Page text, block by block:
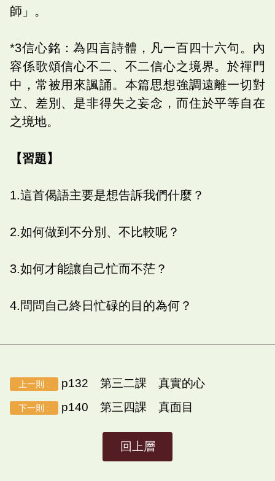
師」。
*3信心銘：為四言詩體，凡一百四十六句。內
容係歌頌信心不二、不二信心之境界。於禪門
中，常被用來諷誦。本篇思想強調遠離一切對
立、差別、是非得失之妄念，而住於平等自在
之境地。
【習題】
1.這首偈語主要是想告訴我們什麼？
2.如何做到不分別、不比較呢？
3.如何才能讓自己忙而不茫？
4.問問自己終日忙碌的目的為何？
上一則 : p132 第三二課 真實的心
下一則 : p140 第三四課 真面目
回上層